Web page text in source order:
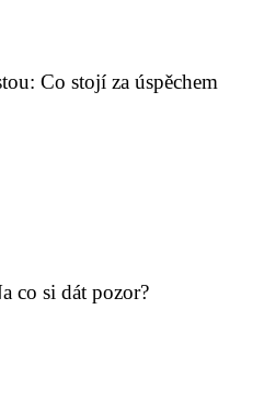
Co stojí za úspěchem
co si dát pozor?